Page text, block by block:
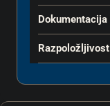
Dokumentacija
Razpoložljivost